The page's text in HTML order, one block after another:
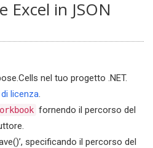
Excel in JSON
nel tuo progetto .NET.
licenza.
fornendo il percorso del
specificando il percorso del